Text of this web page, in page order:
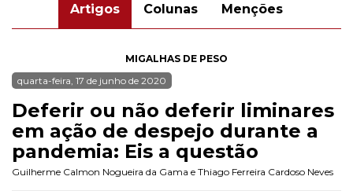
Artigos Colunas Menções
MIGALHAS DE PESO
quarta-feira, 17 de junho de 2020
Deferir ou não deferir liminares
em ação de despejo durante a
pandemia: Eis a questão
Guilherme Calmon Nogueira da Gama e Thiago Ferreira Cardoso Neves